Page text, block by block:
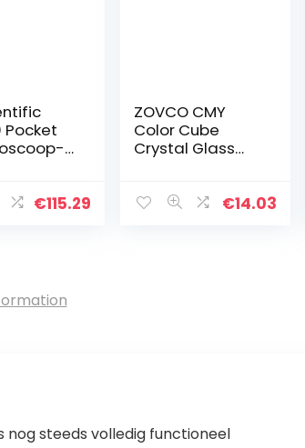
Pocket
€115.29
ZOVCO CMY
Color Cube
Crystal Glass
Optisch Glas
€14.03
nog steeds volledig functioneel